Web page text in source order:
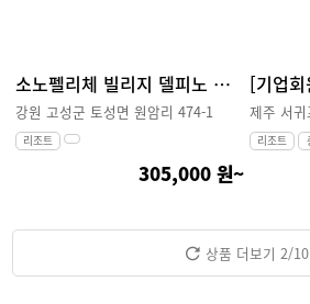
소노펠리체 빌리지 델피노 설악 소노호텔앤리조트
강원 고성군 토성면 원암리 474-1
리조트
305,000 원~
제주 서
리조트
상품 더보기 2/10